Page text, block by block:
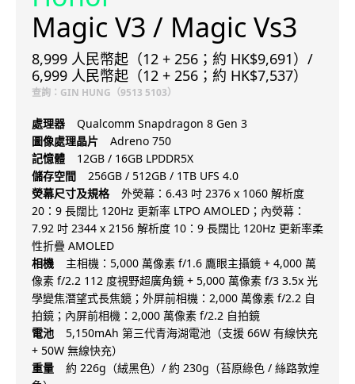
Magic V3 / Magic Vs3
8,999 人民幣起（12 + 256；約 HK$9,691）/
6,999 人民幣起（12 + 256；約 HK$7,537）
查詢：GIN HUNG（9513 5103）
處理器
Qualcomm Snapdragon 8 Gen 3
圖像處理晶片
Adreno 750
記憶體
12GB / 16GB LPDDR5X
儲存空間
256GB / 512GB / 1TB UFS 4.0
熒幕尺寸及規格
外熒幕：6.43 吋 2376 x 1060 解析度
20：9 長闊比 120Hz 更新率 LTPO AMOLED；內熒幕：
7.92 吋 2344 x 2156 解析度 10：9 長闊比 120Hz 更新率柔
性折疊 AMOLED
相機
主相機：5,000 萬像素 f/1.6 鷹眼主攝鏡 + 4,000 萬
像素 f/2.2 112 度視野超廣角鏡 + 5,000 萬像素 f/3 3.5x 光
學變焦潛望式長焦鏡；外屏前相機：2,000 萬像素 f/2.2 自
拍鏡；內屏前相機：2,000 萬像素 f/2.2 自拍鏡
電池
5,150mAh 第三代青海湖電池（支援 66W 有線快充
+ 50W 無線快充）
重量
約 226g（絨黑色）/ 約 230g（苔原綠色 / 絲路敦煌